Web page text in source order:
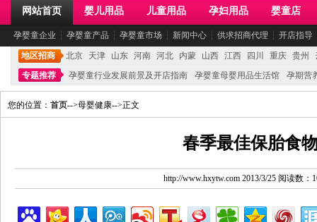
网站首页 婴儿用品 儿童用品 孕妇用品 婴童店
孕婴童企业 ┆ 孕婴童产品 ┆ 孕婴童市场 ┆ 新闻中心 ┆ 供求招商代理 ┆ 开店指导
地区招商 北京 天津 山东 河南 河北 内蒙 山西 江西 四川 重庆 贵州
专题推荐
孕婴童行业发展前景及开店指南 孕婴童母婴用品生活馆 孕期营
您的位置： 首页-->母婴健康-->正文
春季最佳保胎食
http://www.hxytw.com 2013/3/25 阅读数：